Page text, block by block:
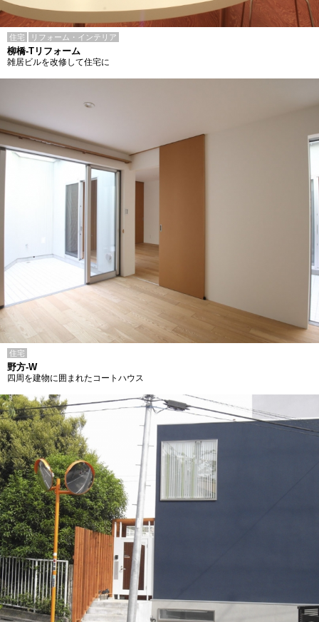
住宅 リフォーム・インテリア
柳橋-Tリフォーム
雑居ビルを改修して住宅に
住宅
野方-W
四周を建物に囲まれたコートハウス